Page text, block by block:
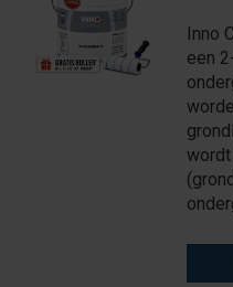
Inno
een